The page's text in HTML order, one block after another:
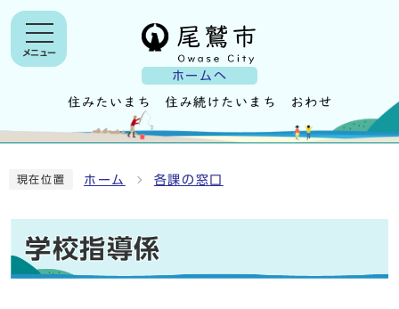
ホームへ
メニュー
現在位置 ホーム 各課の窓口
学校指導係